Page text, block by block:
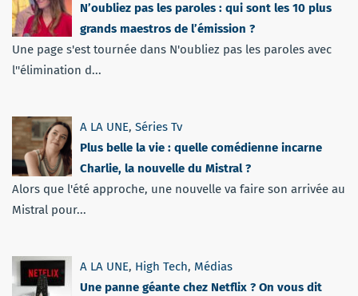
N’oubliez pas les paroles : qui sont les 10 plus
grands maestros de l’émission ?
Une page s'est tournée dans N'oubliez pas les paroles avec
l''élimination d...
A LA UNE, Séries Tv
Plus belle la vie : quelle comédienne incarne
Charlie, la nouvelle du Mistral ?
Alors que l'été approche, une nouvelle va faire son arrivée au
Mistral pour...
A LA UNE, High Tech, Médias
Une panne géante chez Netflix ? On vous dit